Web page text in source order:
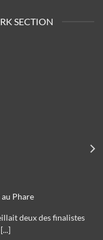
SECTION
au Phare
deux des finalistes